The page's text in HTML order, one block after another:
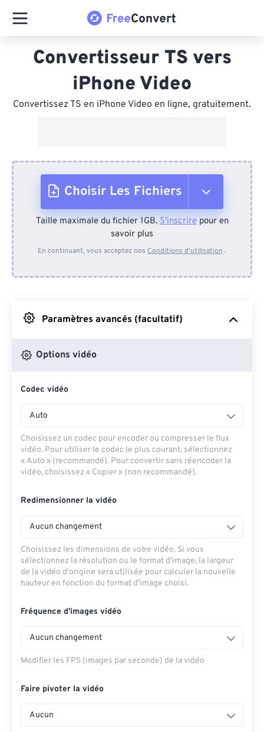
Convertisseur TS vers
iPhone Video
Convertissez TS en iPhone Video en ligne, gratuitement.
Choisir Les Fichiers
Depuis l'appareil
Depuis Google Drive
Depuis OneDrive
Taille maximale du fichier 1GB.S'inscrirepour en
savoir plus
En continuant, vous acceptez nos Conditions d'utilisation .
Paramètres avancés (facultatif)
Options vidéo
Codec vidéo
Auto
Choisissez un codec pour encoder ou compresser le flux
vidéo. Pour utiliser le codec le plus courant, sélectionnez
« Auto » (recommandé). Pour convertir sans réencoder la
vidéo, choisissez « Copier » (non recommandé).
Redimensionner la vidéo
Aucun changement
Choisissez les dimensions de votre vidéo. Si vous
sélectionnez la résolution ou le format d'image, la largeur
de la vidéo d'origine sera utilisée pour calculer la nouvelle
hauteur en fonction du format d'image choisi.
Fréquence d'images vidéo
Aucun changement
Modifier les FPS (images par seconde) de la vidéo
Faire pivoter la vidéo
Aucun